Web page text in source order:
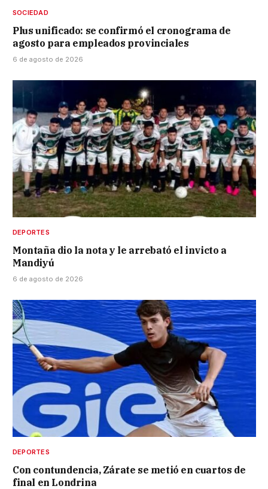
SOCIEDAD
Plus unificado: se confirmó el cronograma de
agosto para empleados provinciales
6 de agosto de 2026
DEPORTES
Montaña dio la nota y le arrebató el invicto a
Mandiyú
6 de agosto de 2026
DEPORTES
Con contundencia, Zárate se metió en cuartos de
final en Londrina